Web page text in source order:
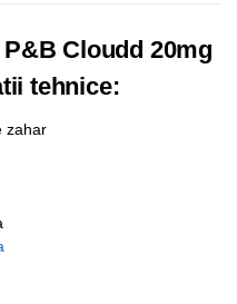
Cloudd 20mg
tehnice:
zahar